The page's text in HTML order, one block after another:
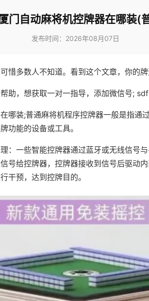
门自动麻将机控牌器在哪装(
发布时间：2026年08月07日
惜多数人不知道。看到这个文章，你的牌
助，想获取一对一指导，添加微信号;
哪装;普通麻将机程序控牌器一般是指通
功能的设备或工具。
：一些智能控牌器通过蓝牙或无线信号
号给控牌器，控牌器接收到信号后驱动
干预，达到控牌目的。